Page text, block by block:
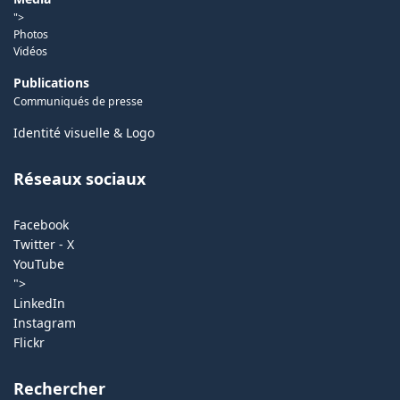
">
Photos
Vidéos
Publications
Communiqués de presse
Identité visuelle & Logo
Réseaux sociaux
Facebook
Twitter - X
YouTube
">
LinkedIn
Instagram
Flickr
Rechercher